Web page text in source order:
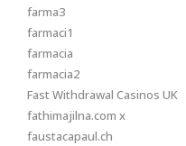
farma3
farmaci1
farmacia
farmacia2
Fast Withdrawal Casinos UK
fathimajilna.com x
faustacapaul.ch